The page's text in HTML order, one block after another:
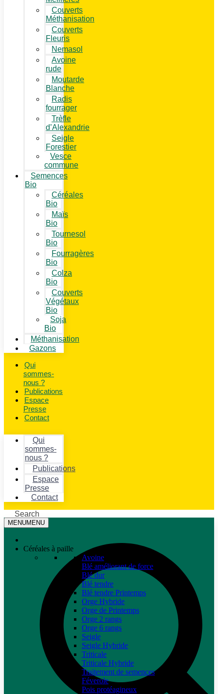
Couverts
Méthanisation
Couverts
Fleuris
Nemasol
Avoine
rude
Moutarde
Blanche
Radis
fourrager
Trèfle
d’Alexandrie
Seigle
Forestier
Vesce
commune
Semences
Bio
Céréales
Bio
Maïs
Bio
Tournesol
Bio
Fourragères
Bio
Colza
Bio
Couverts
Végétaux
Bio
Soja
Bio
Méthanisation
Gazons
Qui
sommes-
nous ?
Publications
Espace
Presse
Contact
Qui
sommes-
nous ?
Publications
Espace
Presse
Contact
Search
MENUMENU
Céréales à paille
Avoine
Blé améliorant de force
Blé dur
Blé tendre
Blé tendre Printemps
Orge Hybride
Orge de Printemps
Orge 2 rangs
Orge 6 rangs
Seigle
Seigle Hybride
Triticale
Triticale Hybride
Traitement de semences
Féverole
Pois protéagineux